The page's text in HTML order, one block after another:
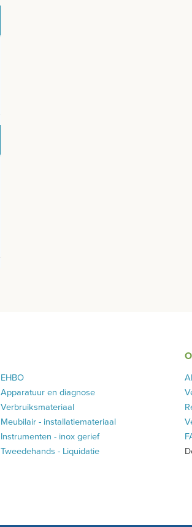
EHBO
Apparatuur en diagnose
Verbruiksmateriaal
Meubilair - installatiemateriaal
Instrumenten - inox gerief
Tweedehands - Liquidatie